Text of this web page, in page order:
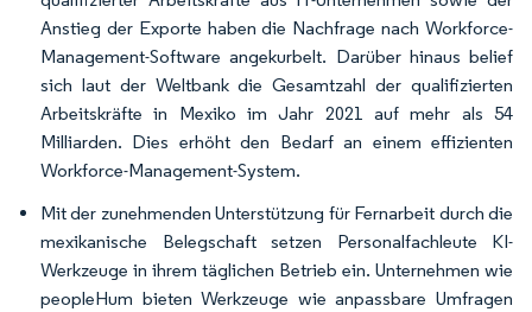
Anstieg der Exporte haben die Nachfrage nach Workforce-
Management-Software angekurbelt. Darüber hinaus belief
sich laut der Weltbank die Gesamtzahl der qualifizierten
Arbeitskräfte in Mexiko im Jahr 2021 auf mehr als 54
Milliarden. Dies erhöht den Bedarf an einem effizienten
Workforce-Management-System.
Mit der zunehmenden Unterstützung für Fernarbeit durch die
mexikanische Belegschaft setzen Personalfachleute KI-
Werkzeuge in ihrem täglichen Betrieb ein. Unternehmen wie
peopleHum bieten Werkzeuge wie anpassbare Umfragen